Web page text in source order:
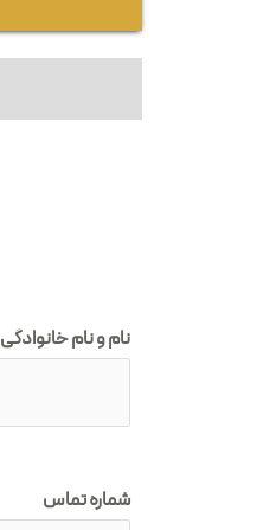
نام و نام خانوادگی
شماره تماس